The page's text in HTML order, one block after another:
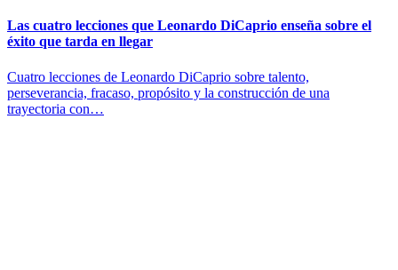
Las cuatro lecciones que Leonardo DiCaprio enseña sobre el
éxito que tarda en llegar
Cuatro lecciones de Leonardo DiCaprio sobre talento,
perseverancia, fracaso, propósito y la construcción de una
trayectoria con…